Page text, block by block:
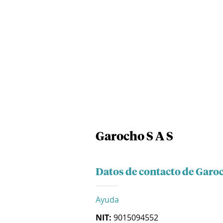
Garocho S A S
Datos de contacto de
Ayuda
NIT: 9015094552